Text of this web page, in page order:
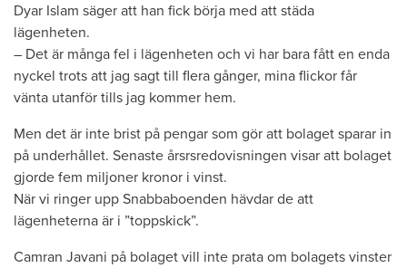
Dyar Islam säger att han fick börja med att städa
lägenheten.
– Det är många fel i lägenheten och vi har bara fått en enda
nyckel trots att jag sagt till flera gånger, mina flickor får
vänta utanför tills jag kommer hem.
Men det är inte brist på pengar som gör att bolaget sparar in
på underhållet. Senaste årsrsredovisningen visar att bolaget
gjorde fem miljoner kronor i vinst.
När vi ringer upp Snabbaboenden hävdar de att
lägenheterna är i ”toppskick”.
Camran Javani på bolaget vill inte prata om bolagets vinster